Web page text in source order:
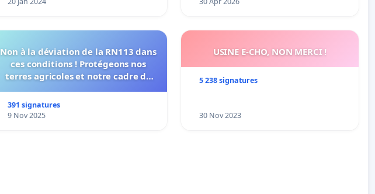
Non à la déviation de la RN113 dans
ces conditions ! Protégeons nos
terres agricoles et notre cadre de
391 signatures
9 Nov 2025
USINE E-CHO, NON MERCI !
5 238 signatures
30 Nov 2023